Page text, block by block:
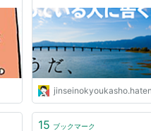
15 ブックマーク